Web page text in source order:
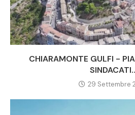
CHIARAMONTE GULFI -
29 Settembre